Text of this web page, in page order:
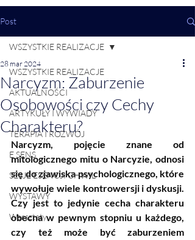
Post
WSZYSTKIE REALIZACJE
AKTUALNOŚCI
ARTYKUŁY I WYWIADY
TERAPIA I ROZWÓJ
E SENS
SESJE ESENCJI CHWIL
WYSTAWY
Warsztaty
WSZYSTKIE REALIZACJE
Narcyzm: Zaburzenie
Osobowości czy Cechy
Charakteru?
28 mar 2024
Narcyzm, pojęcie znane od
mitologicznego mitu o Narcyzie, odnosi
się do zjawiska psychologicznego, które
wywołuje wiele kontrowersji i dyskusji.
Czy jest to jedynie cecha charakteru
obecna w pewnym stopniu u każdego,
czy też może być zaburzeniem